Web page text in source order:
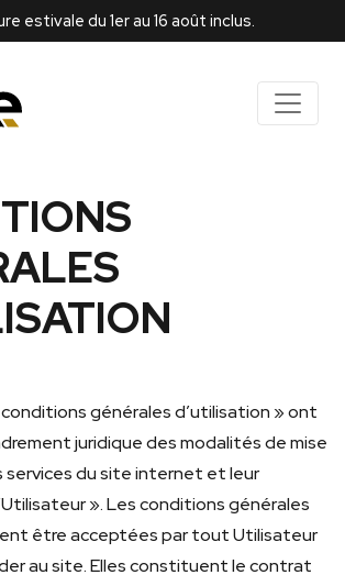
estivale du 1er au 16 août inclus.
générales d’utilisation » ont
juridique des modalités de mise
services du site internet et leur
». Les conditions générales
être acceptées par tout Utilisateur
au site. Elles constituent le contrat